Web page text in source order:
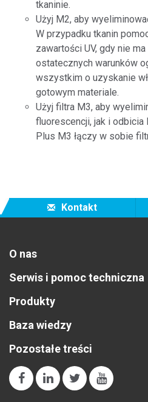
tkaninie.
Użyj M2, aby
W przypadku tkanin
zawartości UV, gdy nie
ostatecznych warunków
wszystkim o uzyskanie
gotowym materiale.
Użyj filtra M3, aby
fluorescencji, jak i odbicia
Plus M3 łączy w sobie
Kontakt
O nas
Serwis i pomoc techniczna
Produkty
Baza wiedzy
Pozostałe treści